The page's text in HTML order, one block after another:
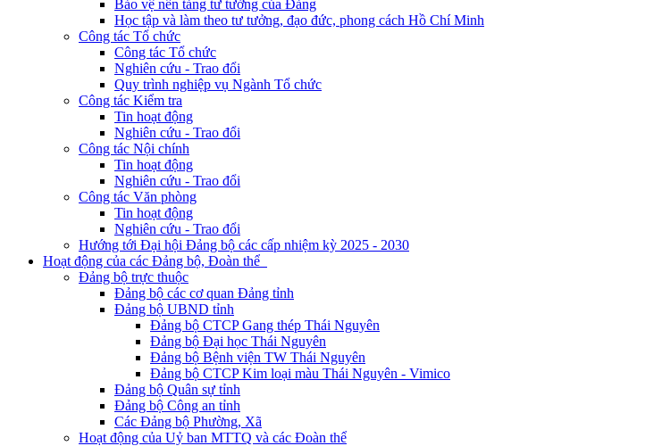
Bảo vệ nền tảng tư tưởng của Đảng
Học tập và làm theo tư tưởng, đạo đức, phong cách Hồ Chí Minh
Công tác Tổ chức
Công tác Tổ chức
Nghiên cứu - Trao đổi
Quy trình nghiệp vụ Ngành Tổ chức
Công tác Kiểm tra
Tin hoạt động
Nghiên cứu - Trao đổi
Công tác Nội chính
Tin hoạt động
Nghiên cứu - Trao đổi
Công tác Văn phòng
Tin hoạt động
Nghiên cứu - Trao đổi
Hướng tới Đại hội Đảng bộ các cấp nhiệm kỳ 2025 - 2030
Hoạt động của các Đảng bộ, Đoàn thể
Đảng bộ trực thuộc
Đảng bộ các cơ quan Đảng tỉnh
Đảng bộ UBND tỉnh
Đảng bộ CTCP Gang thép Thái Nguyên
Đảng bộ Đại học Thái Nguyên
Đảng bộ Bệnh viện TW Thái Nguyên
Đảng bộ CTCP Kim loại màu Thái Nguyên - Vimico
Đảng bộ Quân sự tỉnh
Đảng bộ Công an tỉnh
Các Đảng bộ Phường, Xã
Hoạt động của Uỷ ban MTTQ và các Đoàn thể